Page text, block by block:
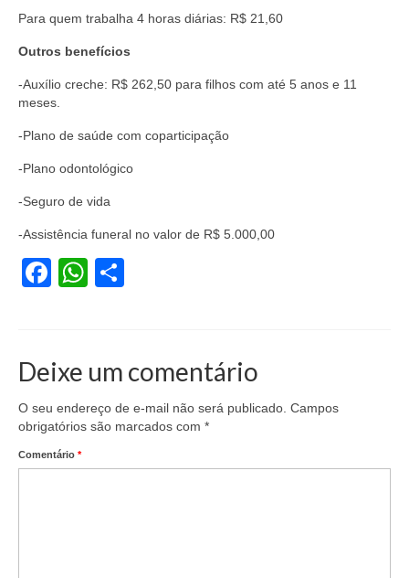
Benefício Social Familiar
Vídeos
Links Úteis
Perguntas frequentes
EMPRESAS
Para quem trabalha 4 horas diárias: R$ 21,60
Outros benefícios
-Auxílio creche: R$ 262,50 para filhos com até 5 anos e 11
meses.
-Plano de saúde com coparticipação
-Plano odontológico
-Seguro de vida
-Assistência funeral no valor de R$ 5.000,00
Facebook
WhatsApp
Deixe um comentário
O seu endereço de e-mail não será publicado. Campos
obrigatórios são marcados com *
Comentário *